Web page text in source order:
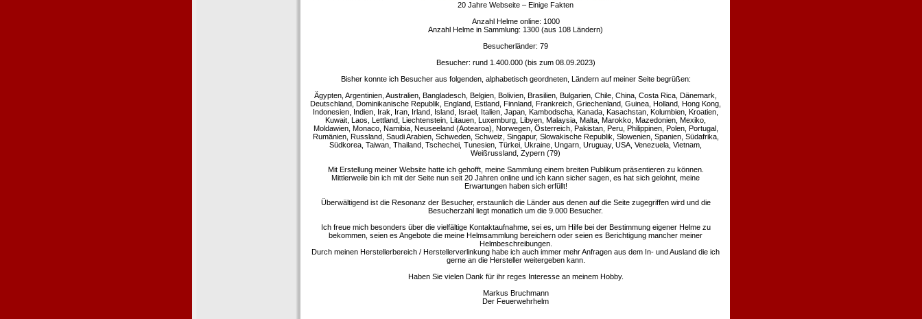
20 Jahre Webseite – Einige Fakten
Anzahl Helme online: 1000
Anzahl Helme in Sammlung: 1300 (aus 108 Ländern)
Besucherländer: 79
Besucher: rund 1.400.000 (bis zum 08.09.2023)
Bisher konnte ich Besucher aus folgenden, alphabetisch geordneten, Ländern auf meiner Seite begrüßen:
Ägypten, Argentinien, Australien, Bangladesch, Belgien, Bolivien, Brasilien, Bulgarien, Chile, China, Costa Rica, Dänemark,
Deutschland, Dominikanische Republik, England, Estland, Finnland, Frankreich, Griechenland, Guinea, Holland, Hong Kong,
Indonesien, Indien, Irak, Iran, Irland, Island, Israel, Italien, Japan, Kambodscha, Kanada, Kasachstan, Kolumbien, Kroatien,
Kuwait, Laos, Lettland, Liechtenstein, Litauen, Luxemburg, Libyen, Malaysia, Malta, Marokko, Mazedonien, Mexiko,
Moldawien, Monaco, Namibia, Neuseeland (Aotearoa), Norwegen, Österreich, Pakistan, Peru, Philippinen, Polen, Portugal,
Rumänien, Russland, Saudi Arabien, Schweden, Schweiz, Singapur, Slowakische Republik, Slowenien, Spanien, Südafrika,
Südkorea, Taiwan, Thailand, Tschechei, Tunesien, Türkei, Ukraine, Ungarn, Uruguay, USA, Venezuela, Vietnam,
Weißrussland, Zypern (79)
Mit Erstellung meiner Website hatte ich gehofft, meine Sammlung einem breiten Publikum präsentieren zu können.
Mittlerweile bin ich mit der Seite nun seit 20 Jahren online und ich kann sicher sagen, es hat sich gelohnt, meine
Erwartungen haben sich erfüllt!
Überwältigend ist die Resonanz der Besucher, erstaunlich die Länder aus denen auf die Seite zugegriffen wird und die
Besucherzahl liegt monatlich um die 9.000 Besucher.
Ich freue mich besonders über die vielfältige Kontaktaufnahme, sei es, um Hilfe bei der Bestimmung eigener Helme zu
bekommen, seien es Angebote die meine Helmsammlung bereichern oder seien es Berichtigung mancher meiner
Helmbeschreibungen.
Durch meinen Herstellerbereich / Herstellerverlinkung habe ich auch immer mehr Anfragen aus dem In- und Ausland die ich
gerne an die Hersteller weitergeben kann.
Haben Sie vielen Dank für ihr reges Interesse an meinem Hobby.
Markus Bruchmann
Der Feuerwehrhelm